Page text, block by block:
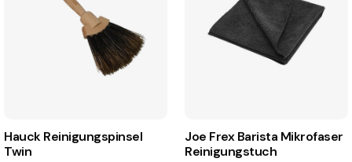
Hauck Reinigungspinsel
Twin
Joe Frex Barista Mikrofaser
Reinigungstuch